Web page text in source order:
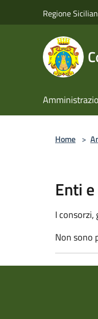
Regione
Home >
Enti
I consorzi,
Non sono